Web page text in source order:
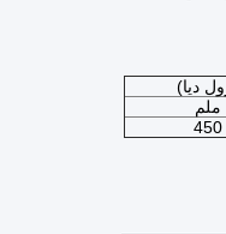
ديا)
ملم
450